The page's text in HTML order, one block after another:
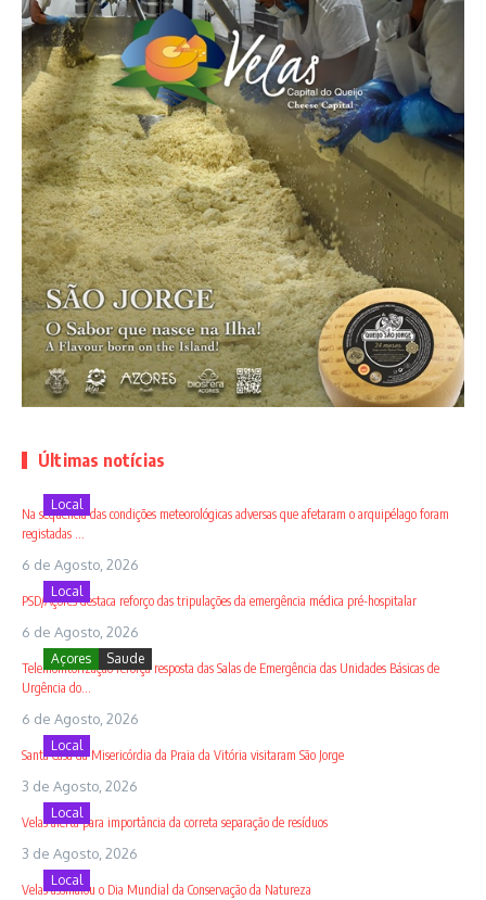
Últimas notícias
Local
Na sequência das condições meteorológicas adversas que afetaram o arquipélago foram
registadas ...
6 de Agosto, 2026
Local
PSD/Açores destaca reforço das tripulações da emergência médica pré-hospitalar
6 de Agosto, 2026
Açores Saude
Telemonitorização reforça resposta das Salas de Emergência das Unidades Básicas de
Urgência do...
6 de Agosto, 2026
Local
Santa Casa da Misericórdia da Praia da Vitória visitaram São Jorge
3 de Agosto, 2026
Local
Velas alerta para importância da correta separação de resíduos
3 de Agosto, 2026
Local
Velas assinalou o Dia Mundial da Conservação da Natureza